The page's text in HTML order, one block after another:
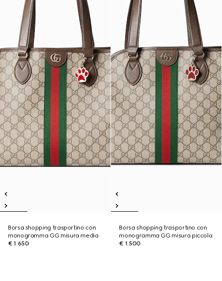
Borsa shopping trasportino con
monogramma GG misura media
€ 1.650
Borsa shopping trasportino con
monogramma GG misura piccola
€ 1.500